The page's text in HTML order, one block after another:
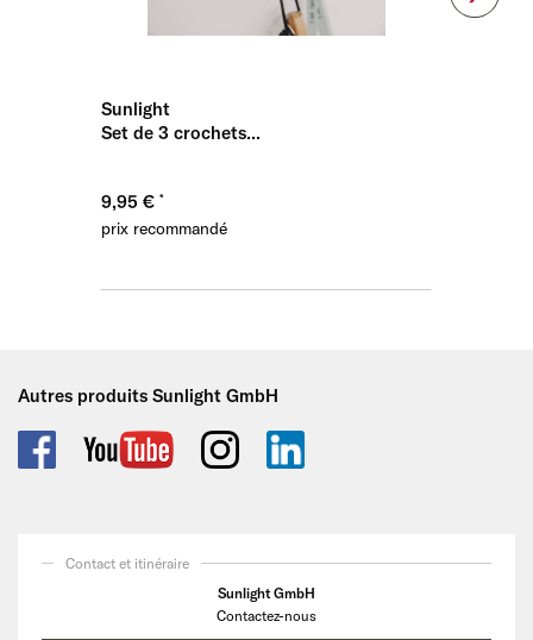
Sunlight
Set de 3 crochets...
9,95 €
prix recommandé
Autres produits Sunlight GmbH
Contact et itinéraire
Sunlight GmbH
Contactez-nous